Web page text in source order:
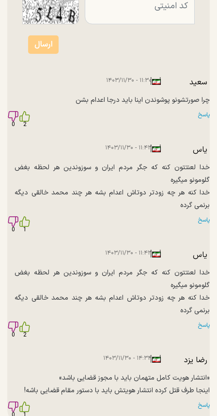
سعید |
|۱۱:۳۰ - ۱۴۰۳/۱۱/۳۰
چرا صورتشونو پوشوندن اینا باید درجا اعدام بشن
پاسخ
2
0
یاس |
|۱۱:۴۳ - ۱۴۰۳/۱۱/۳۰
خدا لعنتتون کنه که جگر مردم ایران و سوزوندین هر لحظه بغض
گلومونو میگیره
خدا کنه هر چه زودتر دوتاش اعدام بشه هر چند محمد خالقی دیگه
برنمی گرده
پاسخ
1
0
یاس |
|۱۱:۴۳ - ۱۴۰۳/۱۱/۳۰
خدا لعنتتون کنه که جگر مردم ایران و سوزوندین هر لحظه بغض
گلومونو میگیره
خدا کنه هر چه زودتر دوتاش اعدام بشه هر چند محمد خالقی دیگه
برنمی گرده
پاسخ
2
0
رضا یزد |
|۱۴:۳۴ - ۱۴۰۳/۱۱/۳۰
«انتشار هویت کامل متهمان باید با مجوز قضایی باشد»
اینجا طرف قتل کرده انتشار هویتش باید با دستور مقام قضایی باشه!
پاسخ